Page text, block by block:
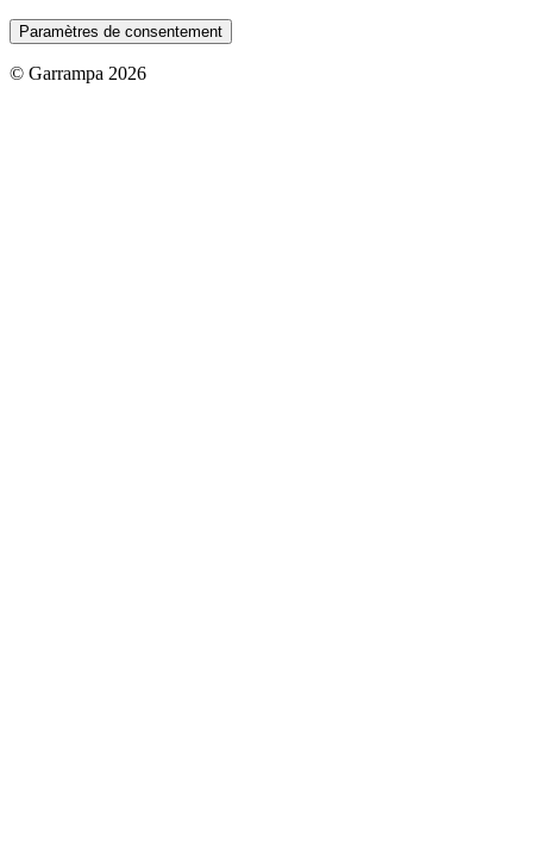
Paramètres de consentement
© Garrampa 2026